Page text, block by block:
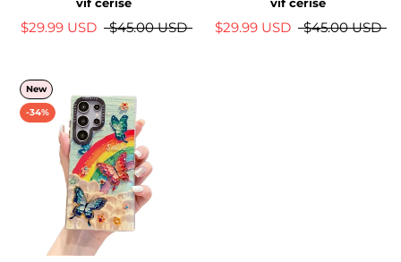
$29.99 USD $45.00 USD $29.99 USD $45.00 USD
New
-34%